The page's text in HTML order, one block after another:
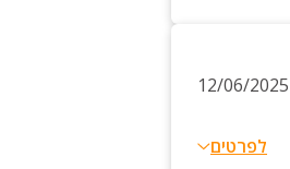
12/06/2025
לפרטים